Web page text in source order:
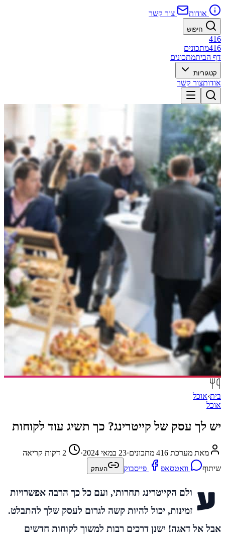
אודות צור קשר
חיפוש
416
416מתכונים
דף הביתמתכונים
קטגוריות
אודותצור קשר
בית›אוכל
אוכל
יש לך עסק של קייטרינג? כך תשיג עוד לקוחות
מאת מערכת 416 מתכונים ·23 במאי 2024 ·
2 דקות קריאה
שיתוף
וואטסאפ פייסבוק העתק
ע ולם הקייטרינג תחרותי, ועם כל כך הרבה אפשרויות
זמינות, יכול להיות קשה לגרום לעסק שלך להתבלט.
אבל אל דאגה! ישנן דרכים רבות למשוך לקוחות חדשים